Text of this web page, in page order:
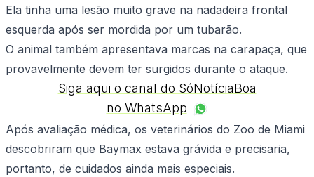
Ela tinha uma lesão muito grave na nadadeira frontal
esquerda após ser mordida por um tubarão.
O animal também apresentava marcas na carapaça, que
provavelmente devem ter surgidos durante o ataque.
Siga aqui o canal do SóNotíciaBoa
no WhatsApp
Após avaliação médica, os veterinários do Zoo de Miami
descobriram que Baymax estava grávida e precisaria,
portanto, de cuidados ainda mais especiais.